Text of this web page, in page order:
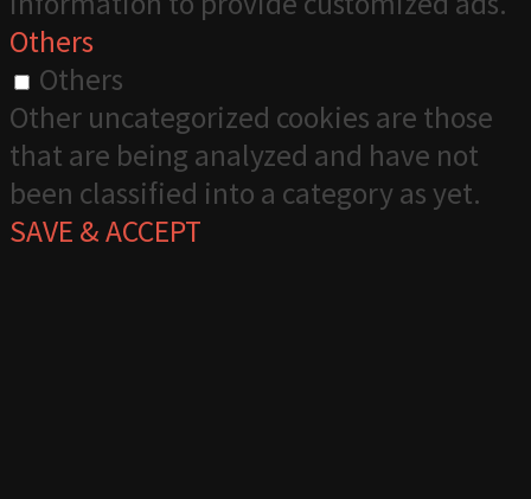
Others
Others
Other uncategorized cookies are those
that are being analyzed and have not
been classified into a category as yet.
SAVE & ACCEPT